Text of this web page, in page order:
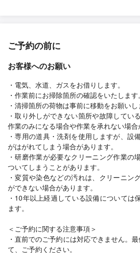
ご予約の前に
お客様へのお願い
・電気、水道、ガスをお借りします。
・作業前にお掃除箇所の確認をいたします。
・清掃箇所の荷物は事前に移動をお願いし
・取り外しができない箇所や故障してい
作業のみになる場合や作業を承れない場合
・専用の道具・洗剤を使用しますが、設
がはがれてしまう場合があります。
・研磨作業が必要なクリーニング作業の
ついてしまうことがあります。
・変質や染色などの汚れは、クリーニン
ができない場合があります。
・10年以上経過している設備については
ます。
＜ご予約に関する注意事項＞
・直前でのご予約には対応できません。
て、ご予約ください。